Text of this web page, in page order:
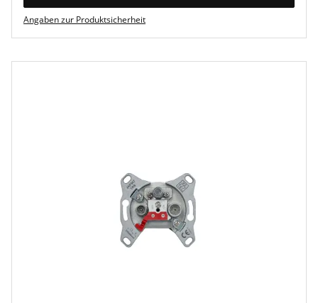
Angaben zur Produktsicherheit